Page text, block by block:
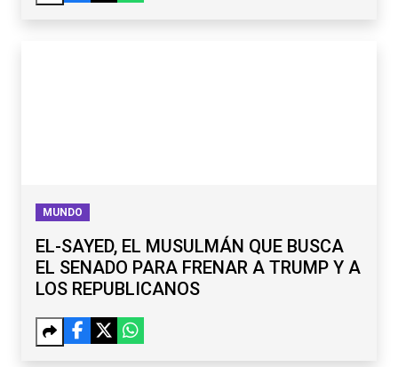
MUNDO
EL-SAYED, EL MUSULMÁN QUE BUSCA
EL SENADO PARA FRENAR A TRUMP Y A
LOS REPUBLICANOS